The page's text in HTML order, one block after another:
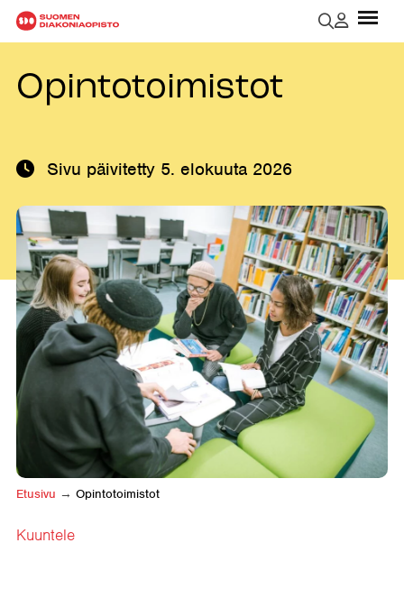
Opintotoimistot
Sivu päivitetty 5. elokuuta 2026
Etusivu → Opintotoimistot
Kuuntele